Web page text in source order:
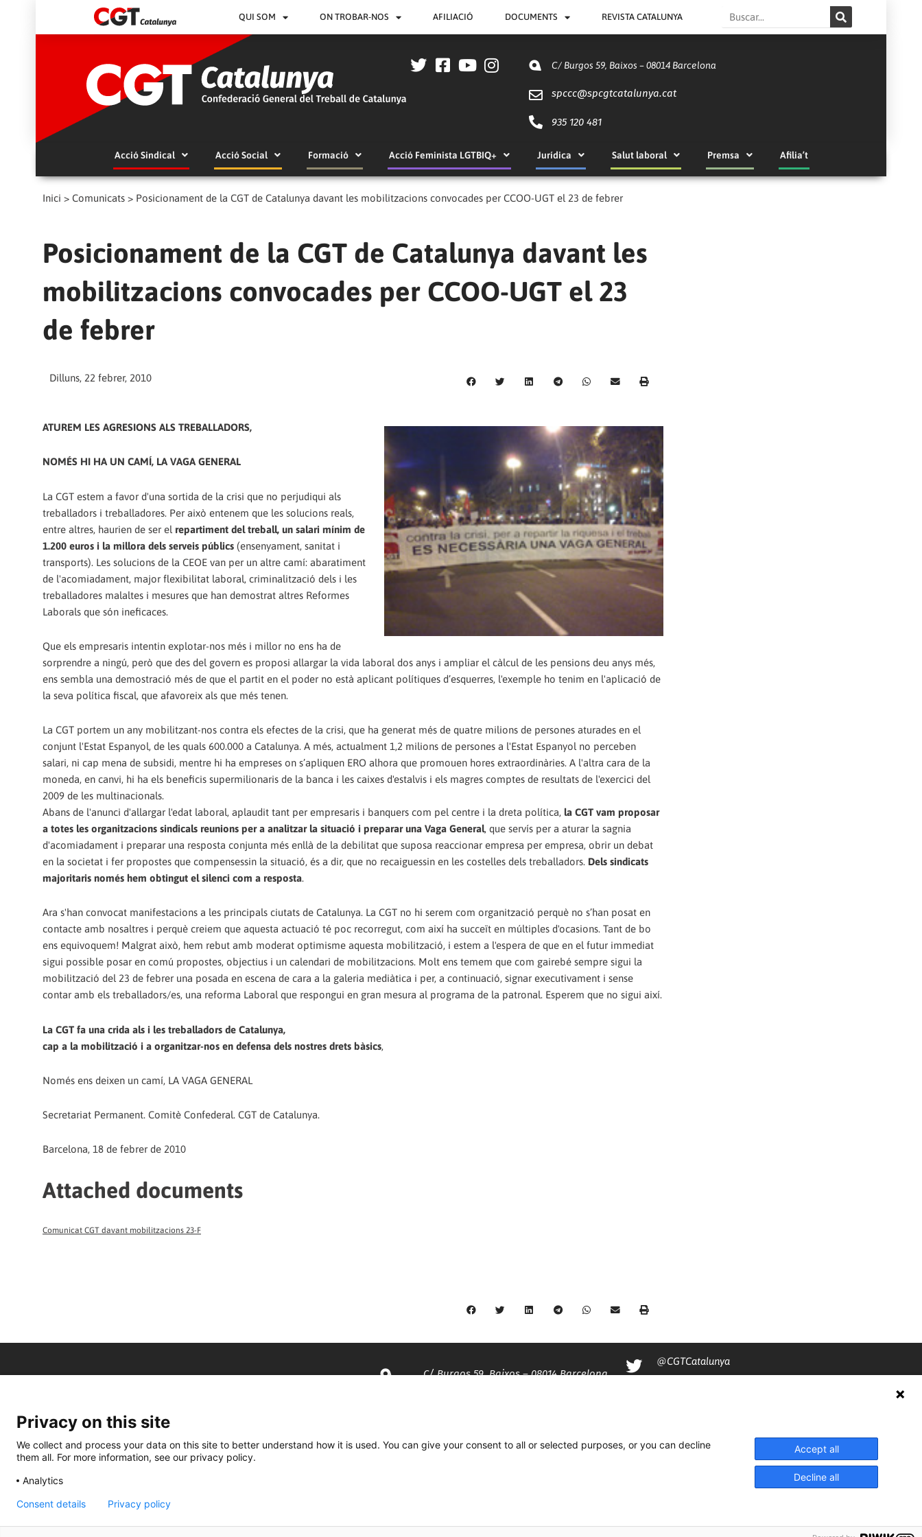
QUI SOM ON TROBAR-NOS AFILIACIÓ DOCUMENTS REVISTA CATALUNYA Search
C/ Burgos 59, Baixos – 08014 Barcelona
spccc@spcgtcatalunya.cat
935 120 481
Acció Sindical Acció Social Formació Acció Feminista LGTBIQ+ Jurídica Salut laboral Premsa Afilia’t
Inici > Comunicats > Posicionament de la CGT de Catalunya davant les mobilitzacions convocades per CCOO-UGT el 23 de febrer
Posicionament de la CGT de Catalunya davant les
mobilitzacions convocades per CCOO-UGT el 23
de febrer
Dilluns, 22 febrer, 2010
ATUREM LES AGRESIONS ALS TREBALLADORS,
NOMÉS HI HA UN CAMÍ, LA VAGA GENERAL
La CGT estem a favor d'una sortida de la crisi que no perjudiqui als
treballadors i treballadores. Per això entenem que les solucions reals,
entre altres, haurien de ser el repartiment del treball, un salari mínim de
1.200 euros i la millora dels serveis públics (ensenyament, sanitat i
transports). Les solucions de la CEOE van per un altre camí: abaratiment
de l'acomiadament, major flexibilitat laboral, criminalització dels i les
treballadores malaltes i mesures que han demostrat altres Reformes
Laborals que són ineficaces.
Que els empresaris intentin explotar-nos més i millor no ens ha de
sorprendre a ningú, però que des del govern es proposi allargar la vida laboral dos anys i ampliar el càlcul de les pensions deu anys més,
ens sembla una demostració més de que el partit en el poder no està aplicant polítiques d’esquerres, l'exemple ho tenim en l'aplicació de
la seva política fiscal, que afavoreix als que més tenen.
La CGT portem un any mobilitzant-nos contra els efectes de la crisi, que ha generat més de quatre milions de persones aturades en el
conjunt l'Estat Espanyol, de les quals 600.000 a Catalunya. A més, actualment 1,2 milions de persones a l'Estat Espanyol no perceben
salari, ni cap mena de subsidi, mentre hi ha empreses on s’apliquen ERO alhora que promouen hores extraordinàries. A l'altra cara de la
moneda, en canvi, hi ha els beneficis supermilionaris de la banca i les caixes d'estalvis i els magres comptes de resultats de l'exercici del
2009 de les multinacionals.
Abans de l'anunci d'allargar l'edat laboral, aplaudit tant per empresaris i banquers com pel centre i la dreta política, la CGT vam proposar
a totes les organitzacions sindicals reunions per a analitzar la situació i preparar una Vaga General, que servís per a aturar la sagnia
d'acomiadament i preparar una resposta conjunta més enllà de la debilitat que suposa reaccionar empresa per empresa, obrir un debat
en la societat i fer propostes que compensessin la situació, és a dir, que no recaiguessin en les costelles dels treballadors. Dels sindicats
majoritaris només hem obtingut el silenci com a resposta.
Ara s'han convocat manifestacions a les principals ciutats de Catalunya. La CGT no hi serem com organització perquè no s’han posat en
contacte amb nosaltres i perquè creiem que aquesta actuació té poc recorregut, com així ha succeït en múltiples d'ocasions. Tant de bo
ens equivoquem! Malgrat això, hem rebut amb moderat optimisme aquesta mobilització, i estem a l'espera de que en el futur immediat
sigui possible posar en comú propostes, objectius i un calendari de mobilitzacions. Molt ens temem que com gairebé sempre sigui la
mobilització del 23 de febrer una posada en escena de cara a la galeria mediàtica i per, a continuació, signar executivament i sense
contar amb els treballadors/es, una reforma Laboral que respongui en gran mesura al programa de la patronal. Esperem que no sigui així.
La CGT fa una crida als i les treballadors de Catalunya,
cap a la mobilització i a organitzar-nos en defensa dels nostres drets bàsics,
Només ens deixen un camí, LA VAGA GENERAL
Secretariat Permanent. Comitè Confederal. CGT de Catalunya.
Barcelona, 18 de febrer de 2010
Attached documents
Comunicat CGT davant mobilitzacions 23-F
C/ Burgos 59, Baixos – 08014 Barcelona
@CGTCatalunya
Privacy on this site
We collect and process your data on this site to better understand how it is used. You can give your consent to all or selected purposes, or you can decline
them all. For more information, see our privacy policy.
Analytics
Accept all
Decline all
Consent details Privacy policy